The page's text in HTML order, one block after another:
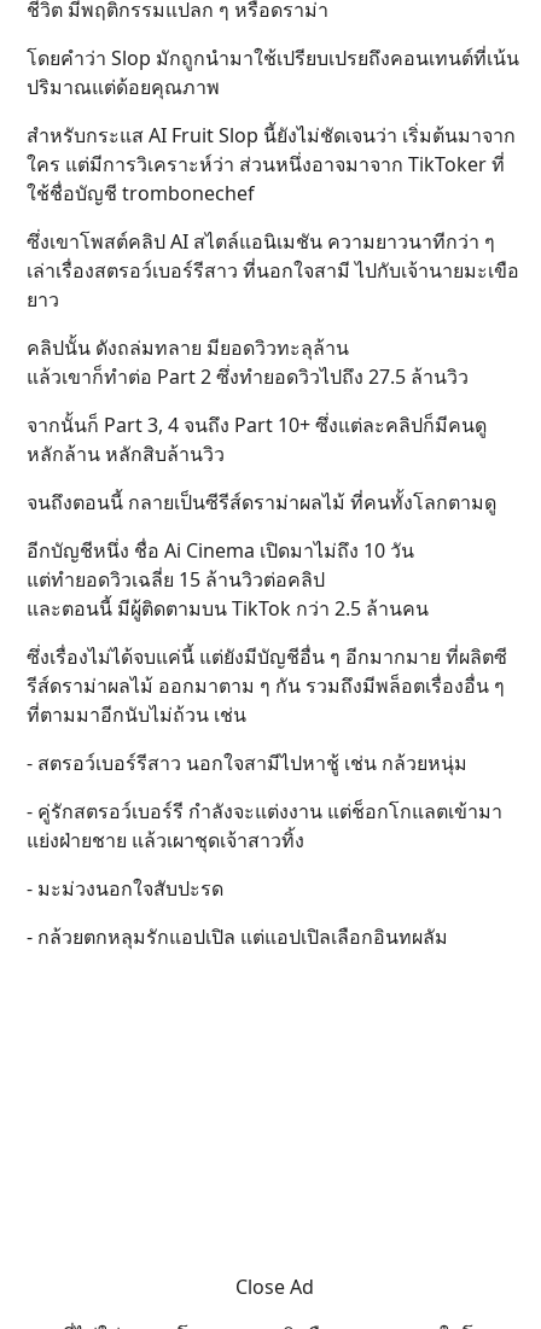
ชีวิต มีพฤติกรรมแปลก ๆ หรือดราม่า
โดยคำว่า Slop มักถูกนำมาใช้เปรียบเปรยถึงคอนเทนต์ที่เน้น
ปริมาณแต่ด้อยคุณภาพ
สำหรับกระแส AI Fruit Slop นี้ยังไม่ชัดเจนว่า เริ่มต้นมาจาก
ใคร แต่มีการวิเคราะห์ว่า ส่วนหนึ่งอาจมาจาก TikToker ที่
ใช้ชื่อบัญชี trombonechef
ซึ่งเขาโพสต์คลิป AI สไตล์แอนิเมชัน ความยาวนาทีกว่า ๆ
เล่าเรื่องสตรอว์เบอร์รีสาว ที่นอกใจสามี ไปกับเจ้านายมะเขือ
ยาว
คลิปนั้น ดังถล่มทลาย มียอดวิวทะลุล้าน
แล้วเขาก็ทำต่อ Part 2 ซึ่งทำยอดวิวไปถึง 27.5 ล้านวิว
จากนั้นก็ Part 3, 4 จนถึง Part 10+ ซึ่งแต่ละคลิปก็มีคนดู
หลักล้าน หลักสิบล้านวิว
จนถึงตอนนี้ กลายเป็นซีรีส์ดราม่าผลไม้ ที่คนทั้งโลกตามดู
อีกบัญชีหนึ่ง ชื่อ Ai Cinema เปิดมาไม่ถึง 10 วัน
แต่ทำยอดวิวเฉลี่ย 15 ล้านวิวต่อคลิป
และตอนนี้ มีผู้ติดตามบน TikTok กว่า 2.5 ล้านคน
ซึ่งเรื่องไม่ได้จบแค่นี้ แต่ยังมีบัญชีอื่น ๆ อีกมากมาย ที่ผลิตซี
รีส์ดราม่าผลไม้ ออกมาตาม ๆ กัน รวมถึงมีพล็อตเรื่องอื่น ๆ
ที่ตามมาอีกนับไม่ถ้วน เช่น
- สตรอว์เบอร์รีสาว นอกใจสามีไปหาชู้ เช่น กล้วยหนุ่ม
- คู่รักสตรอว์เบอร์รี กำลังจะแต่งงาน แต่ช็อกโกแลตเข้ามา
แย่งฝ่ายชาย แล้วเผาชุดเจ้าสาวทิ้ง
- มะม่วงนอกใจสับปะรด
- กล้วยตกหลุมรักแอปเปิล แต่แอปเปิลเลือกอินทผลัม
Close Ad